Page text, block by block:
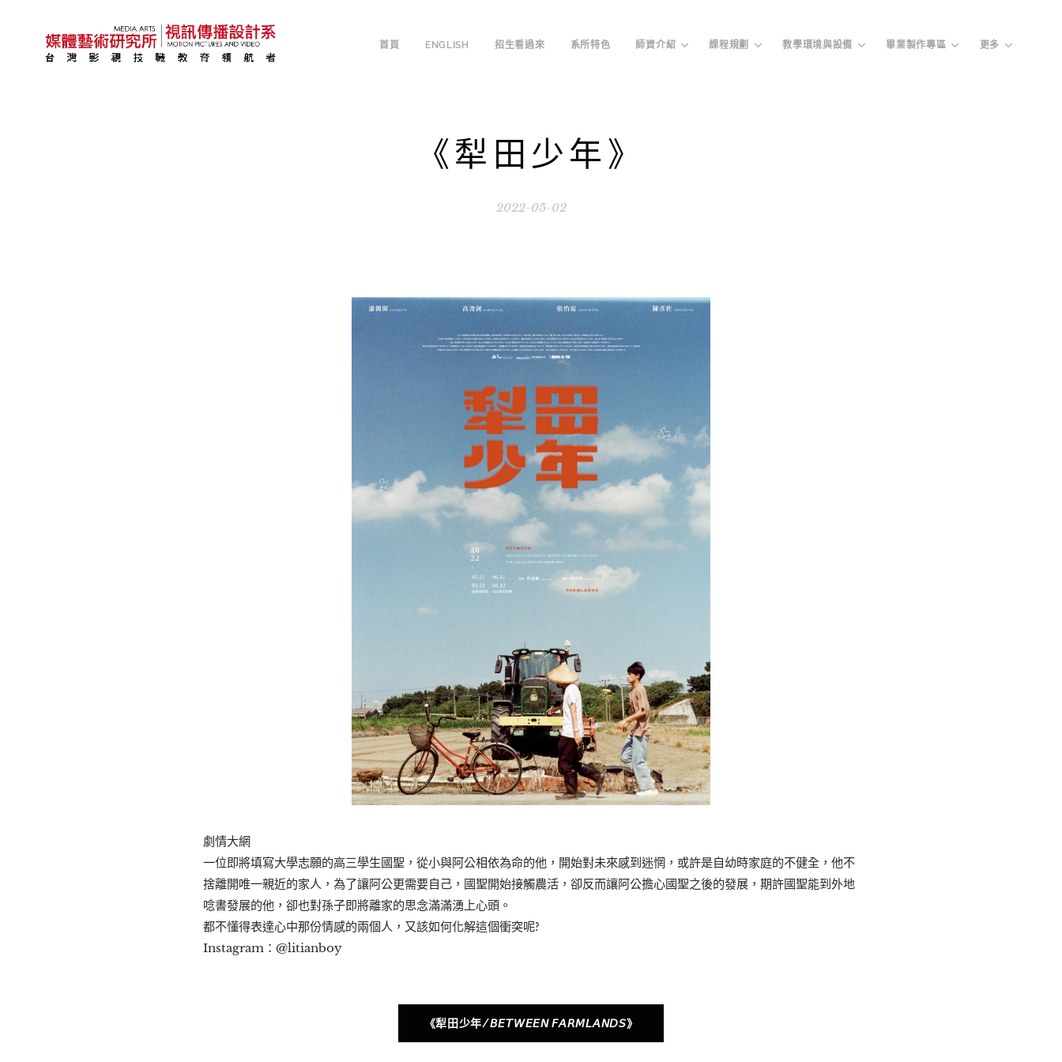
首頁 ENGLISH 招生看過來 系所特色 師資介紹 課程規劃 教學環境與設備 畢業製作專區 更多
《犁田少年》
2022-05-02
劇情大網
一位即將填寫大學志願的高三學生國聖，從小與阿公相依為命的他，開始對未來感到迷惘，或許是自幼時家庭的不健全，他不
捨離開唯一親近的家人，為了讓阿公更需要自己，國聖開始接觸農活，卻反而讓阿公擔心國聖之後的發展，期許國聖能到外地
唸書發展的他，卻也對孫子即將離家的思念滿滿湧上心頭。
都不懂得表達心中那份情感的兩個人，又該如何化解這個衝突呢?
Instagram：@litianboy
《犁田少年/𝘉𝘌𝘛𝘞𝘌𝘌𝘕 𝘍𝘈𝘙𝘔𝘓𝘈𝘕𝘋𝘚》